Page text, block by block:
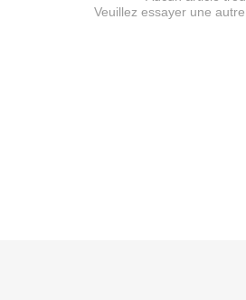
Veuillez essayer une